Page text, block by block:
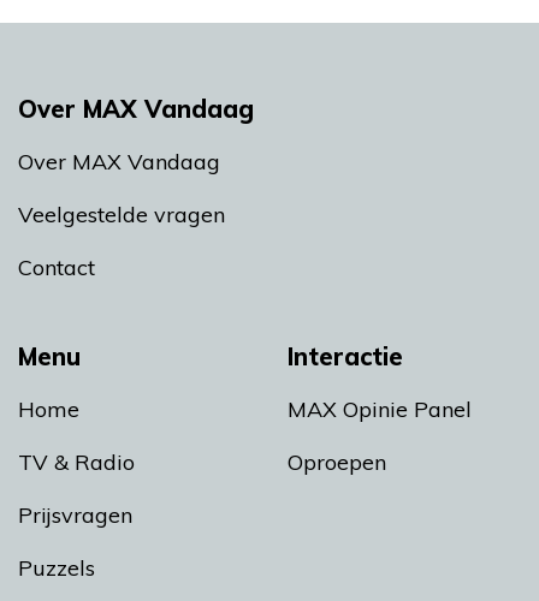
Menu
Home
TV & Radio
Prijsvragen
Puzzels
Interactie
MAX Opinie Panel
Oproepen
Over MAX Vandaag
Over MAX Vandaag
Veelgestelde vragen
Contact